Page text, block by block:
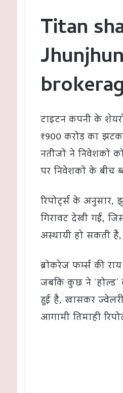
Titan
टाइटन कंपनी के
₹900 करोड़ का
नतीजों ने निवेशकों
पर निवेशकों के बीच
रिपोर्ट्स के
गिरावट देखी गई,
अस्थायी हो सकती
ब्रोकरेज फर्म्स की
जबकि कुछ ने ‘होल्ड’
हुई है, खासकर
आगामी तिमाही